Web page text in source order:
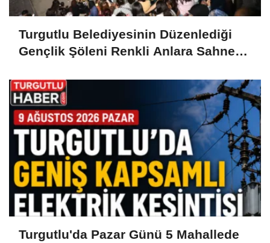
Turgutlu Belediyesinin Düzenlediği
Gençlik Şöleni Renkli Anlara Sahne
Turgutlu'da Pazar Günü 5 Mahallede